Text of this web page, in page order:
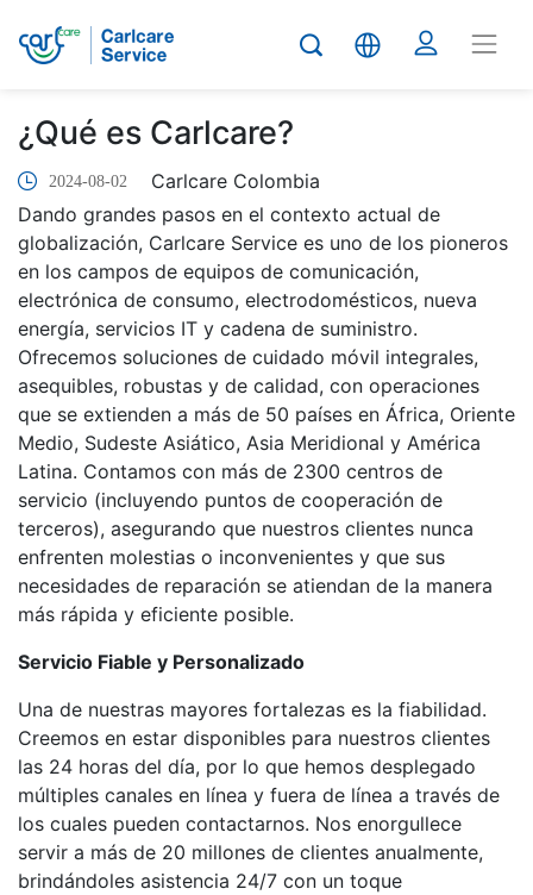
¿Qué es Carlcare?
2024-08-02
Carlcare Colombia
Dando grandes pasos en el contexto actual de
globalización, Carlcare Service es uno de los pioneros
en los campos de equipos de comunicación,
electrónica de consumo, electrodomésticos, nueva
energía, servicios IT y cadena de suministro.
Ofrecemos soluciones de cuidado móvil integrales,
asequibles, robustas y de calidad, con operaciones
que se extienden a más de 50 países en África, Oriente
Medio, Sudeste Asiático, Asia Meridional y América
Latina. Contamos con más de 2300 centros de
servicio (incluyendo puntos de cooperación de
terceros), asegurando que nuestros clientes nunca
enfrenten molestias o inconvenientes y que sus
necesidades de reparación se atiendan de la manera
más rápida y eficiente posible.
Servicio Fiable y Personalizado
Una de nuestras mayores fortalezas es la fiabilidad.
Creemos en estar disponibles para nuestros clientes
las 24 horas del día, por lo que hemos desplegado
múltiples canales en línea y fuera de línea a través de
los cuales pueden contactarnos. Nos enorgullece
servir a más de 20 millones de clientes anualmente,
brindándoles asistencia 24/7 con un toque